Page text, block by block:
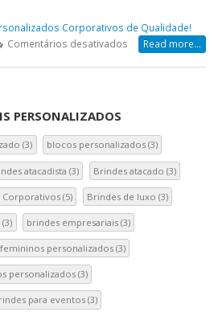
Corporativos de Qualidade!
Comentários desativados Read more...
PERSONALIZADOS
(3) blocos personalizados (3)
atacadista (3) Brindes atacado (3)
Corporativos (5) Brindes de luxo (3)
(3) brindes empresariais (3)
personalizados (3)
personalizados(3)
para eventos (3)